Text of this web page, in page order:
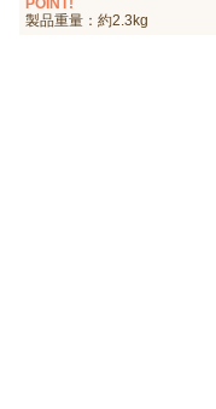
製品重量：約2.3kg